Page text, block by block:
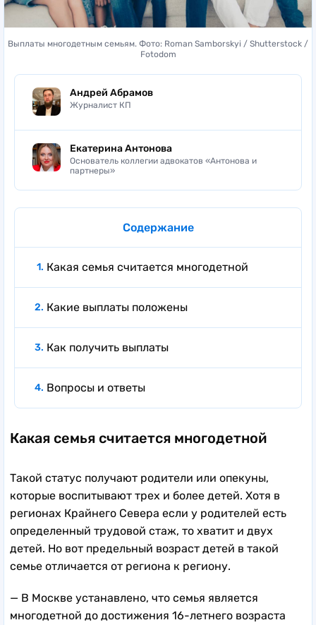
Выплаты многодетным семьям. Фото: Roman Samborskyi / Shutterstock /
Fotodom
Андрей Абрамов
Журналист КП
Екатерина Антонова
Основатель коллегии адвокатов «Антонова и
партнеры»
Содержание
Какая семья считается многодетной
Какие выплаты положены
Как получить выплаты
Вопросы и ответы
Какая семья считается многодетной
Такой статус получают родители или опекуны,
которые воспитывают трех и более детей. Хотя в
регионах Крайнего Севера если у родителей есть
определенный трудовой стаж, то хватит и двух
детей. Но вот предельный возраст детей в такой
семье отличается от региона к региону.
— В Москве устанавлено, что семья является
многодетной до достижения 16-летнего возраста